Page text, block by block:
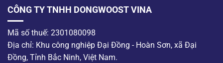
CÔNG TY TNHH DONGWOOST VINA
Mã số thuế: 2301080098
Địa chỉ: Khu công nghiệp Đại Đồng - Hoàn Sơn, xã Đại
Đồng, Tỉnh Bắc Ninh, Việt Nam.